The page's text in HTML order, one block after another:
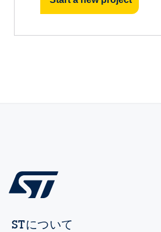
STについて